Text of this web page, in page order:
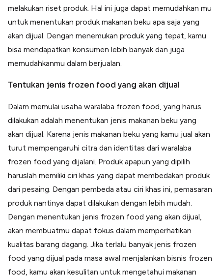
melakukan riset produk. Hal ini juga dapat memudahkan mu
untuk menentukan produk makanan beku apa saja yang
akan dijual. Dengan menemukan produk yang tepat, kamu
bisa mendapatkan konsumen lebih banyak dan juga
memudahkanmu dalam berjualan.
Tentukan jenis frozen food yang akan dijual
Dalam memulai usaha waralaba frozen food, yang harus
dilakukan adalah menentukan jenis makanan beku yang
akan dijual. Karena jenis makanan beku yang kamu jual akan
turut mempengaruhi citra dan identitas dari waralaba
frozen food yang dijalani. Produk apapun yang dipilih
haruslah memiliki ciri khas yang dapat membedakan produk
dari pesaing. Dengan pembeda atau ciri khas ini, pemasaran
produk nantinya dapat dilakukan dengan lebih mudah.
Dengan menentukan jenis frozen food yang akan dijual,
akan membuatmu dapat fokus dalam memperhatikan
kualitas barang dagang. Jika terlalu banyak jenis frozen
food yang dijual pada masa awal menjalankan bisnis frozen
food, kamu akan kesulitan untuk mengetahui makanan